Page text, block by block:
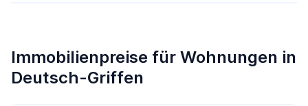
Immobilienpreise für Wohnungen in
Deutsch-Griffen